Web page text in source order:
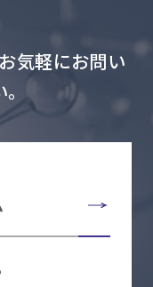
気軽にお問い